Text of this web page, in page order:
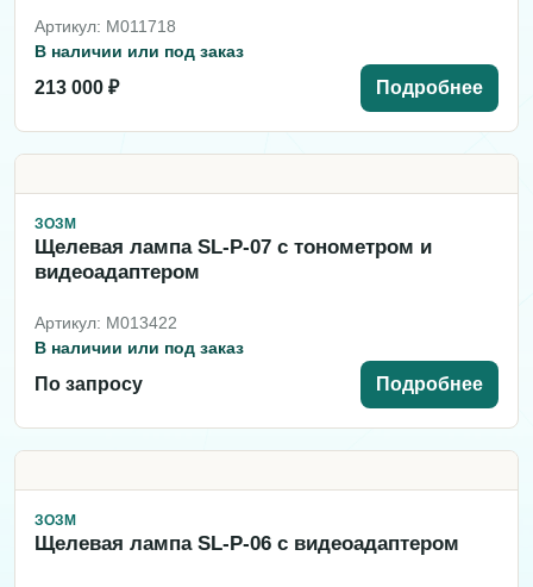
Артикул: M011718
В наличии или под заказ
213 000 ₽ Подробнее
ЗОЗМ
Щелевая лампа SL-P-07 c тонометром и
видеоадаптером
Артикул: M013422
В наличии или под заказ
По запросу Подробнее
ЗОЗМ
Щелевая лампа SL-P-06 c видеоадаптером